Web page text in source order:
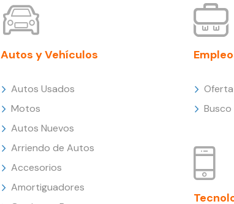
Autos y Vehículos
Autos Usados
Motos
Autos Nuevos
Arriendo de Autos
Accesorios
Amortiguadores
Busco